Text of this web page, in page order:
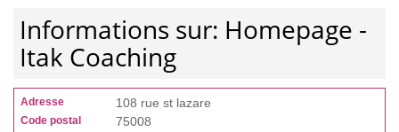
Informations sur: Homepage -
Itak Coaching
Adresse 108 rue st lazare
Code postal 75008